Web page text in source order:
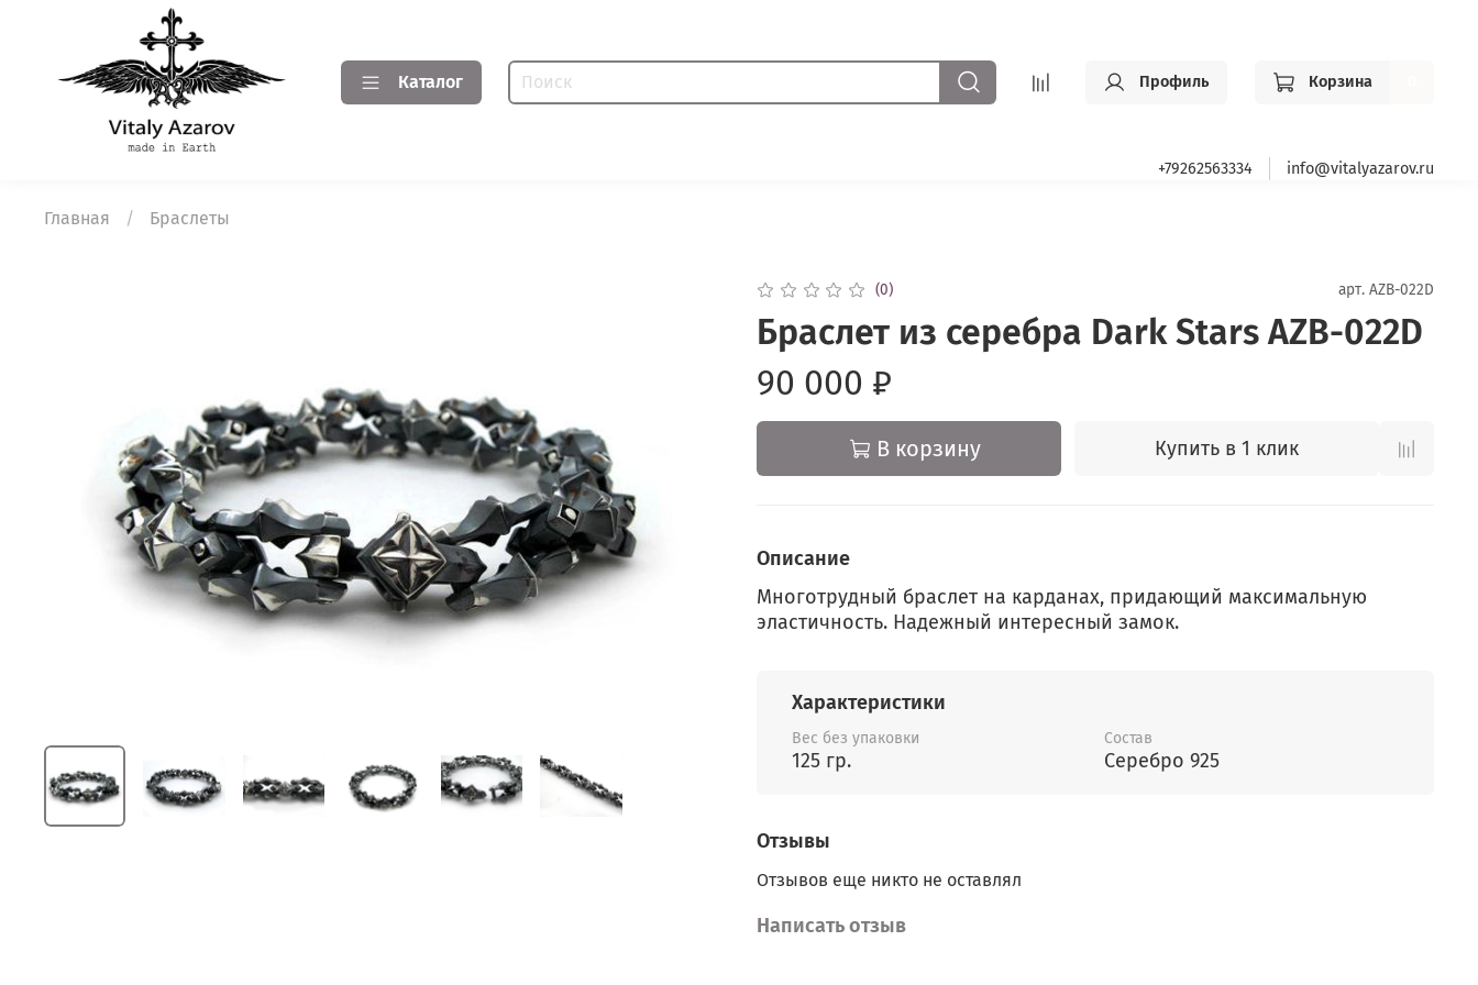
Каталог Профиль Корзина
+79262563334 info@vitalyazarov.ru
Главная Браслеты
(0) арт. AZB-022D
Браслет из серебра Dark Stars AZB-022D
90 000 ₽
В корзину Купить в 1 клик
Описание
Многотрудный браслет на карданах, придающий максимальную
эластичность. Надежный интересный замок.
Характеристики
Вес без упаковки
125 гр.
Состав
Серебро 925
Отзывы
Отзывов еще никто не оставлял
Написать отзыв